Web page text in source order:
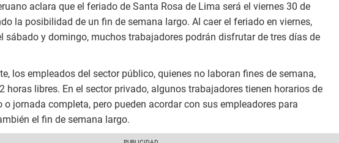
aclara que el feriado de Santa Rosa de Lima será el viernes 30 de
la posibilidad de un fin de semana largo. Al caer el feriado en viernes,
sábado y domingo, muchos trabajadores podrán disfrutar de tres días de
los empleados del sector público, quienes no laboran fines de semana,
horas libres. En el sector privado, algunos trabajadores tienen horarios de
o jornada completa, pero pueden acordar con sus empleadores para
el fin de semana largo.